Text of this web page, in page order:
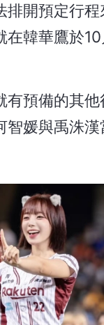
開預定行
韓華鷹於
預備的其
媛與禹洙